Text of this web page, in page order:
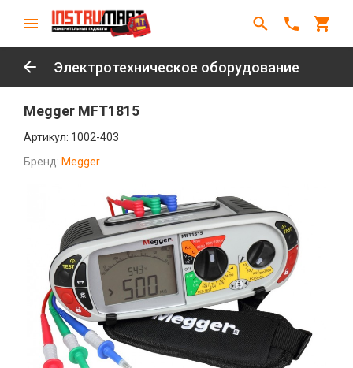
Электротехническое оборудование
Megger MFT1815
Артикул: 1002-403
Бренд: Megger